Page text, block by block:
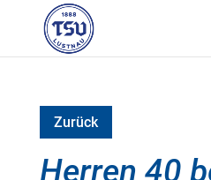
Zurück
Herren 40